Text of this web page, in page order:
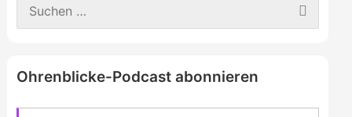
c
n
a
Ohrenblicke-Podcast abonnieren